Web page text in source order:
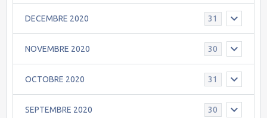
DECEMBRE 2020 31
NOVEMBRE 2020 30
OCTOBRE 2020 31
SEPTEMBRE 2020 30